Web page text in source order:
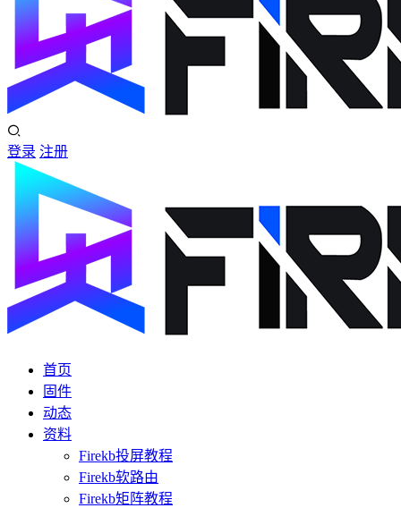
登录 注册
首页
固件
动态
资料
Firekb投屏教程
Firekb软路由
Firekb矩阵教程